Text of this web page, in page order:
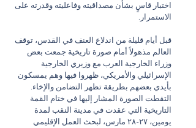
اختبار قاسٍ بشأن مصداقيته وفاعليته وقدرته على
الاستمرار.
قبل أيام قليلة من اندلاع العنف في القدس، توقف
العالم مذهولاً أمام صورة تاريخية جمعت بعض
وزراء الخارجية العرب مع وزيري الخارجية
الإسرائيلي والأمريكي، ظهروا فيها وهم يمسكون
بأيدي بعضهم بطريقة تظهر التضامن والإخاء.
التقطت الصورة المشار إليها في ختام القمة
التاريخية التي عقدت في مدينة النقب لمدة
يومين، ٢٧-٢٨ مارس، لبحث العمل الإقليمي